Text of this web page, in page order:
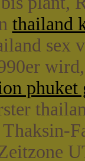
thailand
sex
phuket
Thaksin-